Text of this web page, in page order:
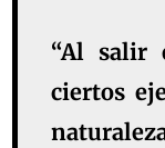
“Al salir
ciertos